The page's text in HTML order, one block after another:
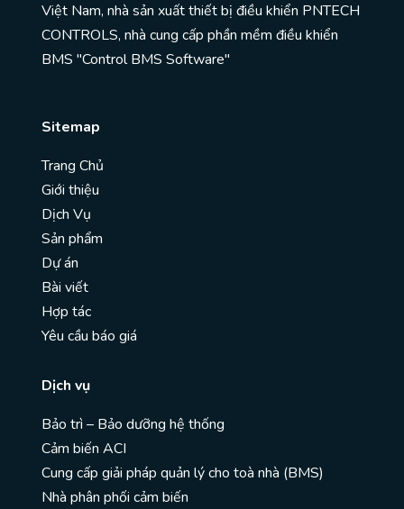
Việt Nam, nhà sản xuất thiết bị điều khiển PNTECH
CONTROLS, nhà cung cấp phần mềm điều khiển
BMS "Control BMS Software"
Sitemap
Trang Chủ
Giới thiệu
Dịch Vụ
Sản phẩm
Dự án
Bài viết
Hợp tác
Yêu cầu báo giá
Dịch vụ
Bảo trì – Bảo dưỡng hệ thống
Cảm biến ACI
Cung cấp giải pháp quản lý cho toà nhà (BMS)
Nhà phân phối cảm biến